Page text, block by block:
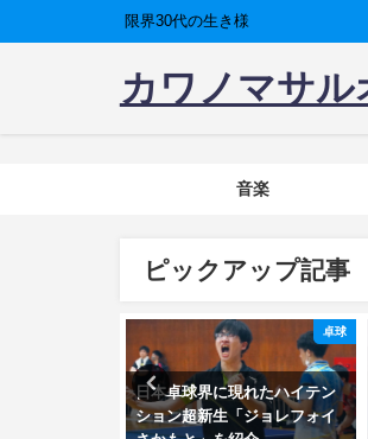
限界30代の生き様
カワノマサ
音楽
ピックアップ記事
卓球
日本卓球界に現れたハイテン
ション超新生「ジョレフォイ